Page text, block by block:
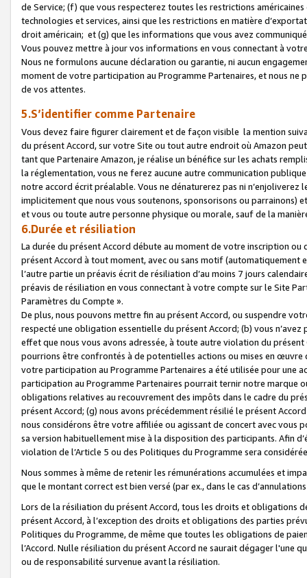
de Service; (f) que vous respecterez toutes les restrictions
technologies et services, ainsi que les restrictions en matière
droit américain; et (g) que les informations que vous avez
Vous pouvez mettre à jour vos informations en vous connectant à
Nous ne formulons aucune déclaration ou garantie, ni aucun
moment de votre participation au Programme Partenaires, et nous
de vos attentes.
5.S’identifier comme Partenaire
Vous devez faire figurer clairement et de façon visible la mention
du présent Accord, sur votre Site ou tout autre endroit où Amazon
tant que Partenaire Amazon, je réalise un bénéfice sur les achats
la réglementation, vous ne ferez aucune autre communication
notre accord écrit préalable. Vous ne dénaturerez pas ni
implicitement que nous vous soutenons, sponsorisons ou parrainons)
et vous ou toute autre personne physique ou morale, sauf de la
6.Durée et résiliation
La durée du présent Accord débute au moment de votre inscription
présent Accord à tout moment, avec ou sans motif (automatiquement
l’autre partie un préavis écrit de résiliation d’au moins 7 jours
préavis de résiliation en vous connectant à votre compte sur le Site
Paramètres du Compte ».
De plus, nous pouvons mettre fin au présent Accord, ou suspendre
respecté une obligation essentielle du présent Accord; (b) vous
effet que nous vous avons adressée, à toute autre violation du
pourrions être confrontés à de potentielles actions ou mises en
votre participation au Programme Partenaires a été utilisée pour une
participation au Programme Partenaires pourrait ternir notre marque
obligations relatives au recouvrement des impôts dans le cadre du
présent Accord; (g) nous avons précédemment résilié le présent
nous considérons être votre affiliée ou agissant de concert avec vous
sa version habituellement mise à la disposition des participants. Afin
violation de l’Article 5 ou des Politiques du Programme sera
Nous sommes à même de retenir les rémunérations accumulées et
que le montant correct est bien versé (par ex., dans le cas
Lors de la résiliation du présent Accord, tous les droits et obligations
présent Accord, à l’exception des droits et obligations des parties
Politiques du Programme, de même que toutes les obligations de
l’Accord. Nulle résiliation du présent Accord ne saurait dégager l'une
ou de responsabilité survenue avant la résiliation.